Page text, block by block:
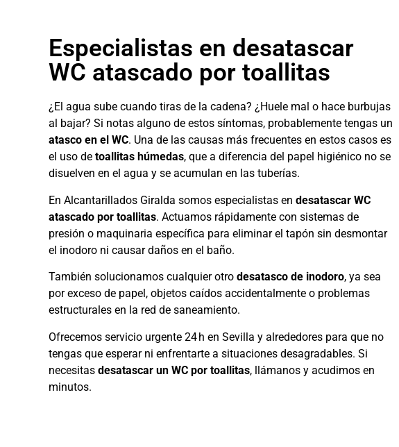
Especialistas en desatascar
WC atascado por toallitas
¿El agua sube cuando tiras de la cadena? ¿Huele mal o hace burbujas
al bajar? Si notas alguno de estos síntomas, probablemente tengas un
atasco en el WC. Una de las causas más frecuentes en estos casos es
el uso de toallitas húmedas, que a diferencia del papel higiénico no se
disuelven en el agua y se acumulan en las tuberías.
En Alcantarillados Giralda somos especialistas en desatascar WC
atascado por toallitas. Actuamos rápidamente con sistemas de
presión o maquinaria específica para eliminar el tapón sin desmontar
el inodoro ni causar daños en el baño.
También solucionamos cualquier otro desatasco de inodoro, ya sea
por exceso de papel, objetos caídos accidentalmente o problemas
estructurales en la red de saneamiento.
Ofrecemos servicio urgente 24 h en Sevilla y alrededores para que no
tengas que esperar ni enfrentarte a situaciones desagradables. Si
necesitas desatascar un WC por toallitas, llámanos y acudimos en
minutos.